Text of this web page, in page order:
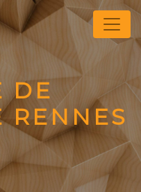
DE
RENNES